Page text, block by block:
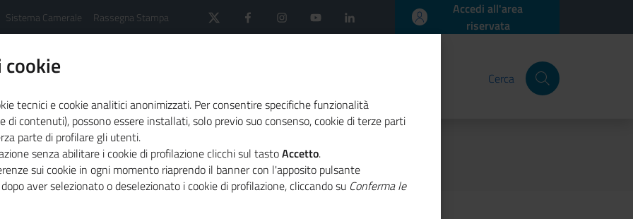
Sistema Camerale Rassegna Stampa
Accedi all'area
riservata
Cerca
sistema camerale
Primo Piano
online il secondo numero del 2020 di PLUS!
tecnici e cookie analitici anonimizzati. Per consentire specifiche funzionalità
di contenuti), possono essere installati, solo previo suo consenso, cookie di terze parti
parte di profilare gli utenti.
senza abilitare i cookie di profilazione clicchi sul tastoAccetto.
sui cookie in ogni momento riaprendo il banner con l'apposito pulsante
aver selezionato o deselezionato i cookie di profilazione, cliccando su Conferma le